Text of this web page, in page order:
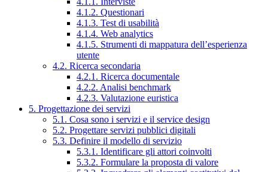
4.1.2. Questionari
4.1.3. Test di usabilità
4.1.4. Web analytics
4.1.5. Strumenti di mappatura dell’esperienza
utente
4.2. Ricerca secondaria
4.2.1. Ricerca documentale
4.2.2. Analisi benchmark
4.2.3. Valutazione euristica
5. Progettazione dei servizi
5.1. Cosa sono i servizi e il service design
5.2. Progettare servizi pubblici digitali
5.3. Definire il modello di servizio
5.3.1. Identificare gli attori coinvolti
5.3.2. Formulare la proposta di valore